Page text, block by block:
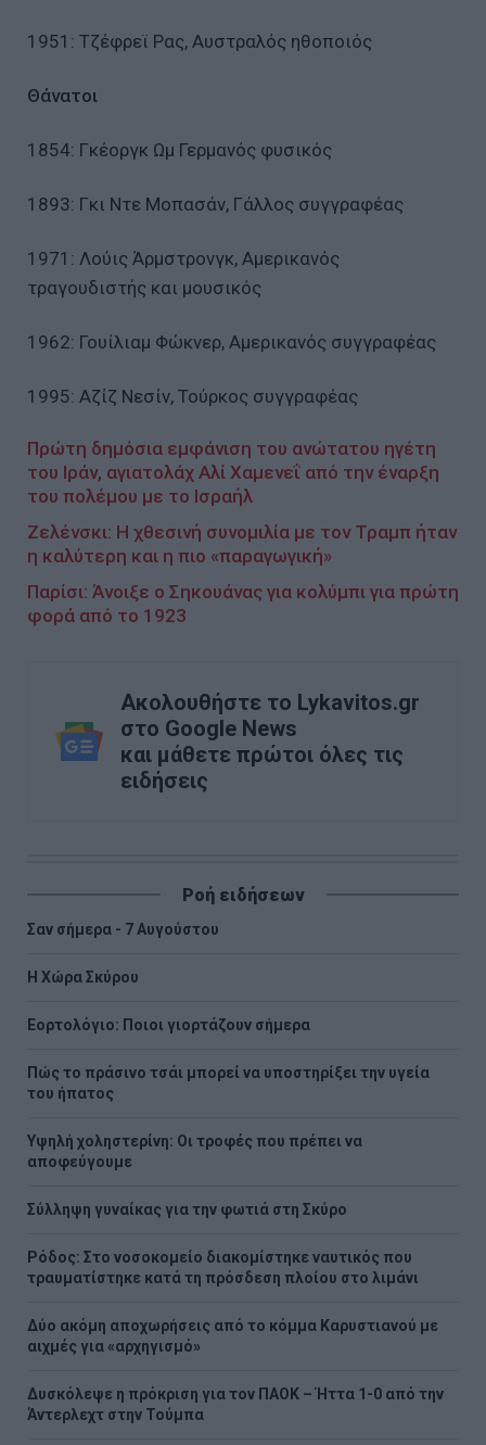
1951: Τζέφρεϊ Ρας, Αυστραλός ηθοποιός
Θάνατοι
1854: Γκέοργκ Ωμ Γερμανός φυσικός
1893: Γκι Ντε Μοπασάν, Γάλλος συγγραφέας
1971: Λούις Άρμστρονγκ, Αμερικανός
τραγουδιστής και μουσικός
1962: Γουίλιαμ Φώκνερ, Αμερικανός συγγραφέας
1995: Aζίζ Νεσίν, Τούρκος συγγραφέας
Πρώτη δημόσια εμφάνιση του ανώτατου ηγέτη
του Ιράν, αγιατολάχ Αλί Χαμενεΐ από την έναρξη
του πολέμου με το Ισραήλ
Ζελένσκι: Η χθεσινή συνομιλία με τον Τραμπ ήταν
η καλύτερη και η πιο «παραγωγική»
Παρίσι: Άνοιξε ο Σηκουάνας για κολύμπι για πρώτη
φορά από το 1923
Ακολουθήστε το Lykavitos.gr
στο Google News
και μάθετε πρώτοι όλες τις
ειδήσεις
Ροή ειδήσεων
Σαν σήμερα - 7 Αυγούστου
Η Χώρα Σκύρου
Εορτολόγιο: Ποιοι γιορτάζουν σήμερα
Πώς το πράσινο τσάι μπορεί να υποστηρίξει την υγεία
του ήπατος
Υψηλή χοληστερίνη: Οι τροφές που πρέπει να
αποφεύγουμε
Σύλληψη γυναίκας για την φωτιά στη Σκύρο
Ρόδος: Στο νοσοκομείο διακομίστηκε ναυτικός που
τραυματίστηκε κατά τη πρόσδεση πλοίου στο λιμάνι
Δύο ακόμη αποχωρήσεις από το κόμμα Καρυστιανού με
αιχμές για «αρχηγισμό»
Δυσκόλεψε η πρόκριση για τον ΠΑΟΚ – Ήττα 1-0 από την
Άντερλεχτ στην Τούμπα